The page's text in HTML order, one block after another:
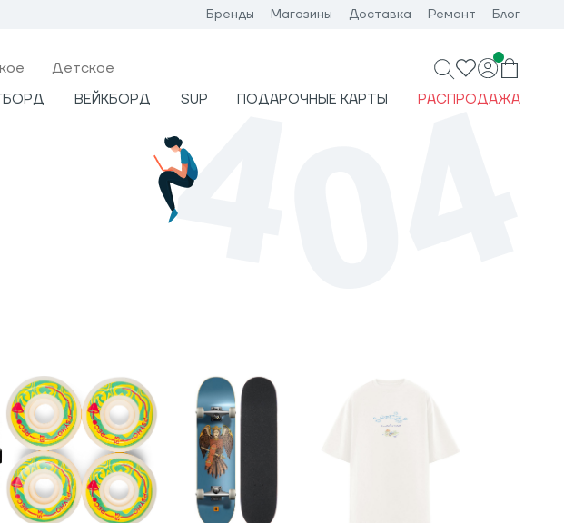
Бренды Магазины Доставка Ремонт Блог
Детское
ВЕЙКБОРД SUP ПОДАРОЧНЫЕ КАРТЫ РАСПРОДАЖА